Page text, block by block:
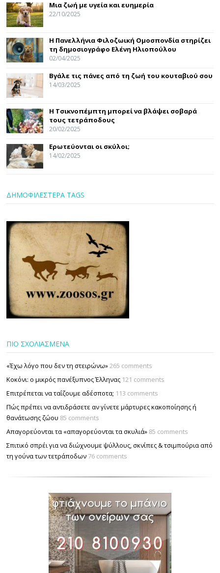
Μια ζωή με υγεία και ευημερία
22/10/2025
Η Πανελλήνια Φιλοζωική Ομοσπονδία στηρίζει
τη δημοσιογράφο Ελένη Ηλιοπούλου
02/04/2025
Βγάλε τις πάνες από τη ζωή του κουταβιού σου
14/03/2025
Η Τσικνοπέμπτη μπορεί να βλάψει σοβαρά
τους τετράποδους
20/02/2025
Ερωτεύονται οι σκύλοι;
14/02/2025
ΔΗΜΟΦΙΛΕΣΤΕΡΑ TAGS
ΠΙΟ ΣΧΟΛΙΑΣΜΕΝΑ
«Έχω λόγο που δεν τη στειρώνω»265 comments
Κοκόνι: ο μικρός πανέξυπνος Έλληνας 121 comments
Επιτρέπεται να ταΐζουµε αδέσποτα; 113 comments
Πώς πρέπει να αντιδράσετε αν γίνετε μάρτυρες κακοποίησης ή
θανάτωσης ζώου 85 comments
Απαγορεύονται τα «απαγορεύονται τα σκυλιά» 85 comments
Σπιτικό σπρέι για να διώχνουμε ψύλλους, σκνίπες & τσιμπούρια από
τη γούνα των τετράποδων 76 comments